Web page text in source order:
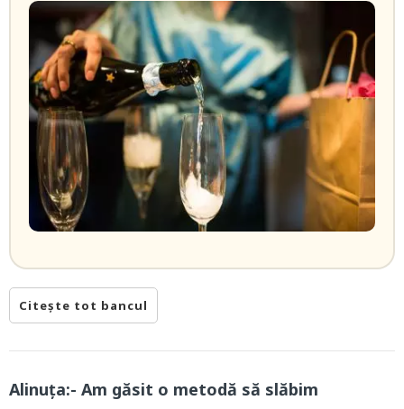
Citește tot bancul
Alinuța:- Am găsit o metodă să slăbim